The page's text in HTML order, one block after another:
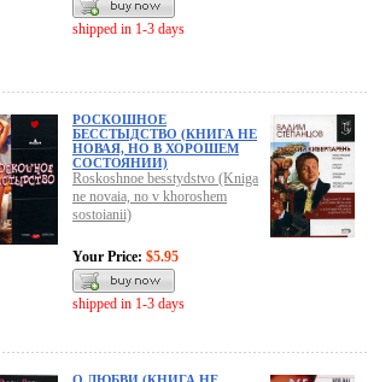
shipped in 1-3 days
РОСКОШНОЕ
БЕССТЫДСТВО (КНИГА НЕ
НОВАЯ, НО В ХОРОШЕМ
СОСТОЯНИИ)
Roskoshnoe besstydstvo (Kniga
ne novaia, no v khoroshem
sostoianii)
Your Price: $5.95
shipped in 1-3 days